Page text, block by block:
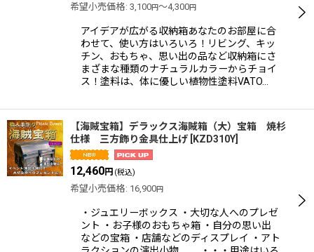
希望小売価格: 3,100円～4,300円
アイデアが広がる収納箱あなたのお部屋に合
わせて、使い方はいろいろ！リビング、キッ
チン、おもちゃ、思い出の品など収納箱にさ
まざまな種類のナチュラルカラーからチョイ
ス！塗料は、体に優しい植物性塗料VATO…
【海賊宝箱】デラックス海賊箱（大）宝箱 焼杉
仕様 三方飾り金具仕上げ
KZD310Y
12,460円 (税込)
希望小売価格: 16,900円
・ジュエリーボックス ・大切な人へのプレゼ
ント ・お子様のおもちゃ箱 ・自分の思い出
などの宝箱 ・店舗などのディスプレイ ・アト